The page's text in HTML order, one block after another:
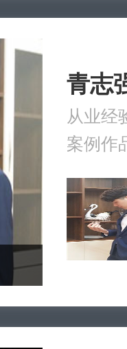
青志
从业经
案例作